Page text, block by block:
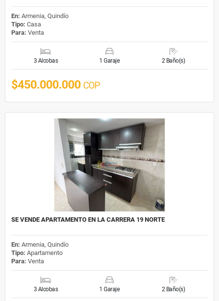
En: Armenia, Quindío
Tipo: Casa
Para: Venta
3 Alcobas 1 Garaje 2 Baño(s)
$450.000.000 COP
SE VENDE APARTAMENTO EN LA CARRERA 19 NORTE
En: Armenia, Quindío
Tipo: Apartamento
Para: Venta
3 Alcobas 1 Garaje 2 Baño(s)